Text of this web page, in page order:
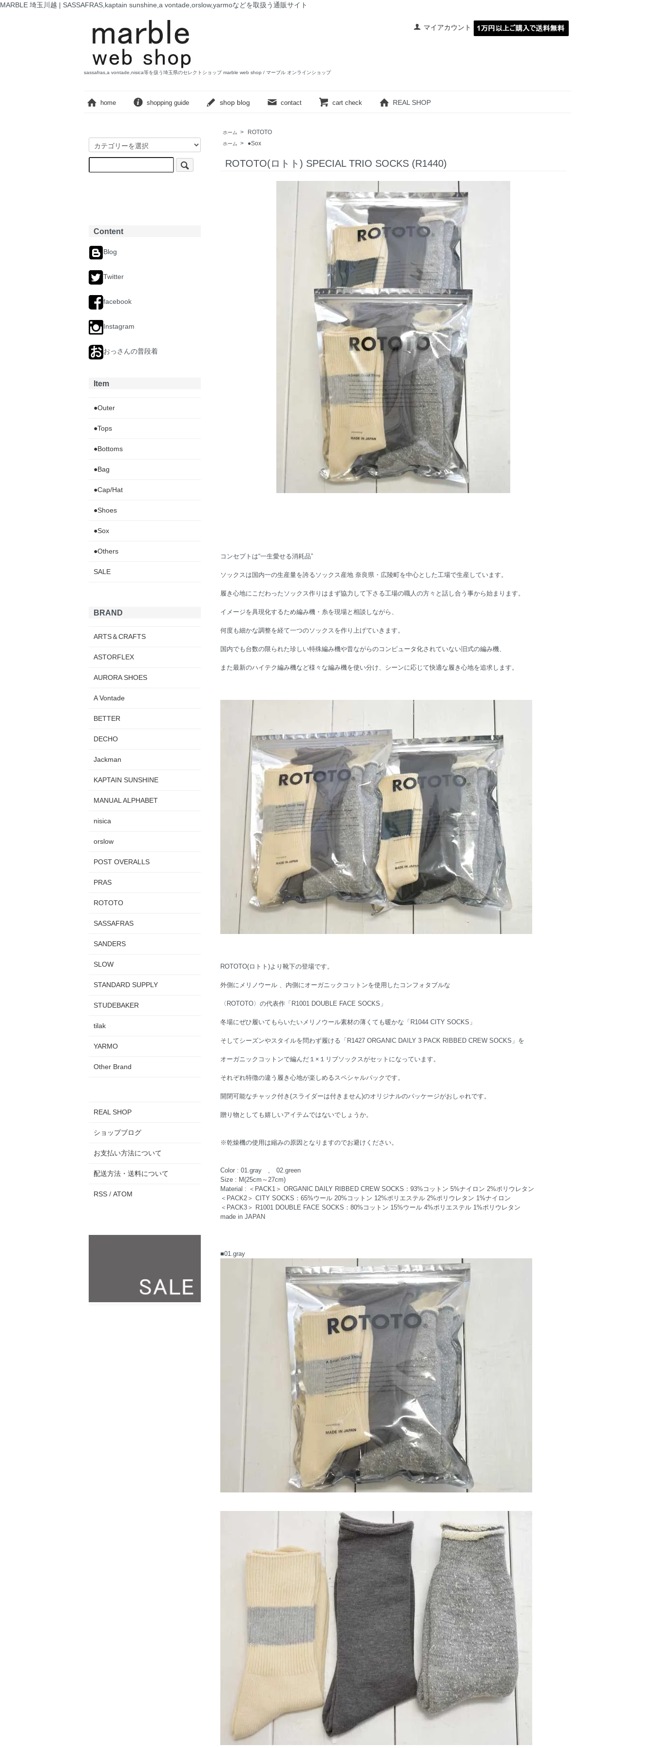
MARBLE 埼玉川越 | SASSAFRAS,kaptain sunshine,a vontade,orslow,yarmoなどを取扱う通販サイト
マイアカウント
sassafras,a vontade,nisica等を扱う埼玉県のセレクトショップ marble web shop / マーブル オンラインショップ
home shopping guide shop blog contact cart check REAL SHOP
ホーム > ROTOTO
ホーム > ●Sox
ROTOTO(ロトト) SPECIAL TRIO SOCKS (R1440)
コンセプトは“一生愛せる消耗品”
ソックスは国内一の生産量を誇るソックス産地 奈良県・広陵町を中心とした工場で生産しています。
履き心地にこだわったソックス作りはまず協力して下さる工場の職人の方々と話し合う事から始まります。
イメージを具現化するため編み機・糸を現場と相談しながら、
何度も細かな調整を経て一つのソックスを作り上げていきます。
国内でも台数の限られた珍しい特殊編み機や昔ながらのコンピュータ化されていない旧式の編み機、
また最新のハイテク編み機など様々な編み機を使い分け、シーンに応じて快適な履き心地を追求します。
ROTOTO(ロトト)より靴下の登場です。
外側にメリノウール 、内側にオーガニックコットンを使用したコンフォタブルな
〈ROTOTO〉の代表作「R1001 DOUBLE FACE SOCKS」
冬場にぜひ履いてもらいたいメリノウール素材の薄くても暖かな「R1044 CITY SOCKS」
そしてシーズンやスタイルを問わず履ける「R1427 ORGANIC DAILY 3 PACK RIBBED CREW SOCKS」を
オーガニックコットンで編んだ１×１リブソックスがセットになっています。
それぞれ特徴の違う履き心地が楽しめるスペシャルパックです。
開閉可能なチャック付き(スライダーは付きません)のオリジナルのパッケージがおしゃれです。
贈り物としても嬉しいアイテムではないでしょうか。
※乾燥機の使用は縮みの原因となりますのでお避けください。
Color : 01.gray , 02.green
Size : M(25cm～27cm)
Material : ＜PACK1＞ ORGANIC DAILY RIBBED CREW SOCKS：93%コットン 5%ナイロン 2%ポリウレタン
＜PACK2＞ CITY SOCKS：65%ウール 20%コットン 12%ポリエステル 2%ポリウレタン 1%ナイロン
＜PACK3＞ R1001 DOUBLE FACE SOCKS：80%コットン 15%ウール 4%ポリエステル 1%ポリウレタン
made in JAPAN
■01.gray
Content
Blog
Twitter
facebook
Instagram
おっさんの普段着
Item
●Outer
●Tops
●Bottoms
●Bag
●Cap/Hat
●Shoes
●Sox
●Others
SALE
BRAND
ARTS＆CRAFTS
ASTORFLEX
AURORA SHOES
A Vontade
BETTER
DECHO
Jackman
KAPTAIN SUNSHINE
MANUAL ALPHABET
nisica
orslow
POST OVERALLS
PRAS
ROTOTO
SASSAFRAS
SANDERS
SLOW
STANDARD SUPPLY
STUDEBAKER
tilak
YARMO
Other Brand
REAL SHOP
ショップブログ
お支払い方法について
配送方法・送料について
RSS / ATOM